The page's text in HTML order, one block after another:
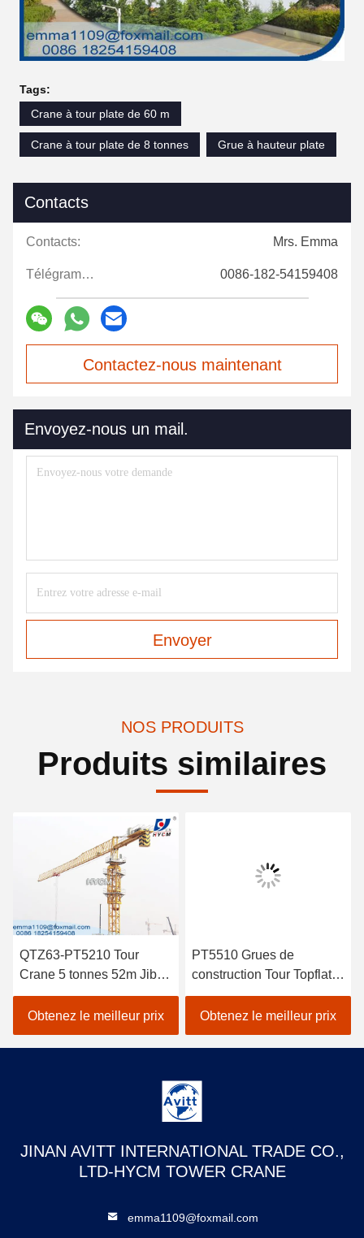
Tags:
Crane à tour plate de 60 m
Crane à tour plate de 8 tonnes Grue à hauteur plate
Contacts
Contacts: Mrs. Emma
Télégramme: 0086-182-54159408
Contactez-nous maintenant
Envoyez-nous un mail.
Envoyer
NOS PRODUITS
Produits similaires
QTZ63-PT5210 Tour
Crane 5 tonnes 52m Jib
Long Construction
bâtiment grue
Obtenez le meilleur prix
PT5510 Grues de
construction Tour Topflat
Tour Crane spécifications
6tObtenez le meilleur prix
JINAN AVITT INTERNATIONAL TRADE CO.,
LTD-HYCM TOWER CRANE
emma1109@foxmail.com